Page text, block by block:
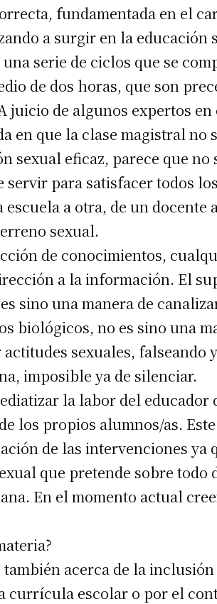
fundamentada en el
a surgir en la educación
serie de ciclos que se
de dos horas, que son
juicio de algunos expertos
en que la clase magistral no
sexual eficaz, parece que
servir para satisfacer todos
a otra, de un docente
sexual.
de conocimientos,
a la información. El
sino una manera de
biológicos, no es sino una
sexuales, falseando
imposible ya de silenciar.
la labor del educador
los propios alumnos/as.
de las intervenciones ya
que pretende sobre
En el momento actual
acerca de la
currícula escolar o por el